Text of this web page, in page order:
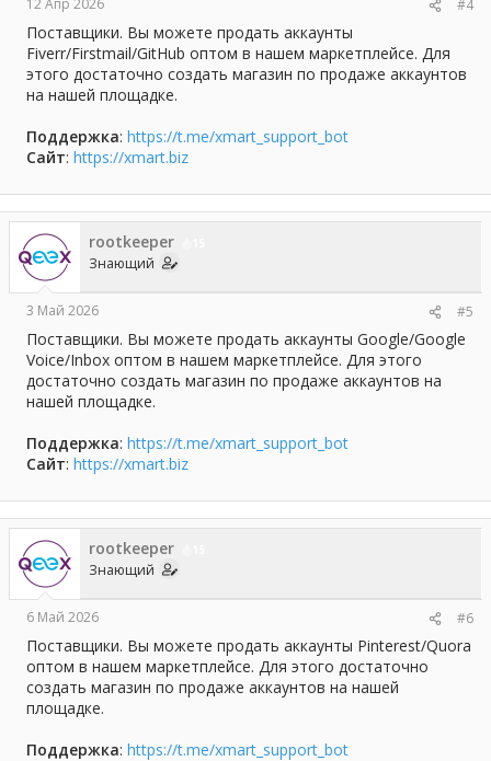
#4
Поставщики. Вы можете продать аккаунты
Fiverr/Firstmail/GitHub оптом в нашем маркетплейсе. Для
этого достаточно создать магазин по продаже аккаунтов
на нашей площадке.
Поддержка: https://t.me/xmart_support_bot
Сайт: https://xmart.biz
rootkeeper
Знающий
3 Май 2026 #5
Поставщики. Вы можете продать аккаунты Google/Google
Voice/Inbox оптом в нашем маркетплейсе. Для этого
достаточно создать магазин по продаже аккаунтов на
нашей площадке.
Поддержка: https://t.me/xmart_support_bot
Сайт: https://xmart.biz
rootkeeper
Знающий
6 Май 2026 #6
Поставщики. Вы можете продать аккаунты Pinterest/Quora
оптом в нашем маркетплейсе. Для этого достаточно
создать магазин по продаже аккаунтов на нашей
площадке.
Поддержка: https://t.me/xmart_support_bot